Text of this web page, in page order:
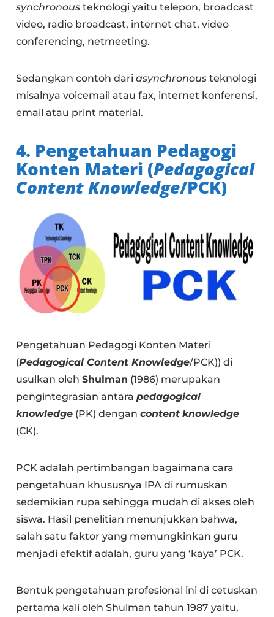
synchronous teknologi yaitu telepon, broadcast
video, radio broadcast, internet chat, video
conferencing, netmeeting.
Sedangkan contoh dariasynchronous teknologi
misalnya voicemail atau fax, internet konferensi,
email atau print material.
4. Pengetahuan Pedagogi
Konten Materi (Pedagogical
Content Knowledge/PCK)
Pengetahuan Pedagogi Konten Materi
(Pedagogical Content Knowledge/PCK)) di
usulkan olehShulman (1986) merupakan
pengintegrasian antarapedagogical
knowledge (PK) dengancontent knowledge
(CK).
PCK adalah pertimbangan bagaimana cara
pengetahuan khususnya IPA di rumuskan
sedemikian rupa sehingga mudah di akses oleh
siswa. Hasil penelitian menunjukkan bahwa,
salah satu faktor yang memungkinkan guru
menjadi efektif adalah, guru yang ‘kaya’ PCK.
Bentuk pengetahuan profesional ini di cetuskan
pertama kali oleh Shulman tahun 1987 yaitu,